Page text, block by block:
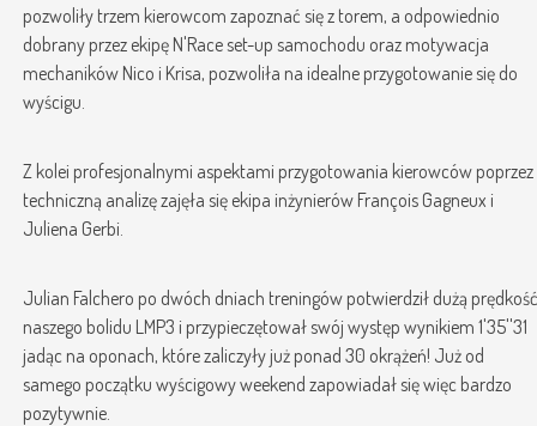
pozwoliły trzem kierowcom zapoznać się z torem, a odpowiednio
dobrany przez ekipę N'Race set-up samochodu oraz motywacja
mechaników Nico i Krisa, pozwoliła na idealne przygotowanie się do
wyścigu.
Z kolei profesjonalnymi aspektami przygotowania kierowców poprzez
techniczną analizę zajęła się ekipa inżynierów François Gagneux i
Juliena Gerbi.
Julian Falchero po dwóch dniach treningów potwierdził dużą prędkość
naszego bolidu LMP3 i przypieczętował swój występ wynikiem 1'35''31
jadąc na oponach, które zaliczyły już ponad 30 okrążeń! Już od
samego początku wyścigowy weekend zapowiadał się więc bardzo
pozytywnie.